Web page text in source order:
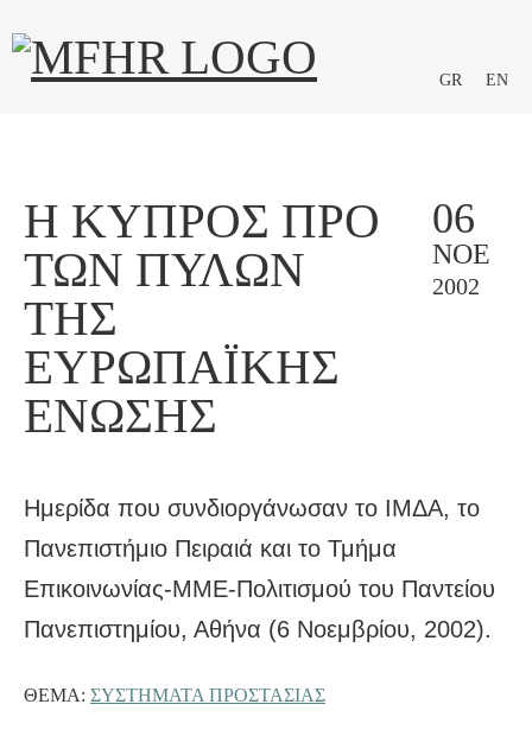
GR EN
Η ΚΎΠΡΟΣ ΠΡΟ
ΤΩΝ ΠΥΛΏΝ
ΤΗΣ
ΕΥΡΩΠΑΪΚΉΣ
ΈΝΩΣΗΣ
06
ΝΟΈ
2002
Ημερίδα που συνδιοργάνωσαν το ΙΜΔΑ, το
Πανεπιστήμιο Πειραιά και το Τμήμα
Επικοινωνίας-ΜΜΕ-Πολιτισμού του Παντείου
Πανεπιστημίου, Αθήνα (6 Νοεμβρίου, 2002).
ΘΈΜΑ: ΣΥΣΤΗΜΑΤΑ ΠΡΟΣΤΑΣΙΑΣ